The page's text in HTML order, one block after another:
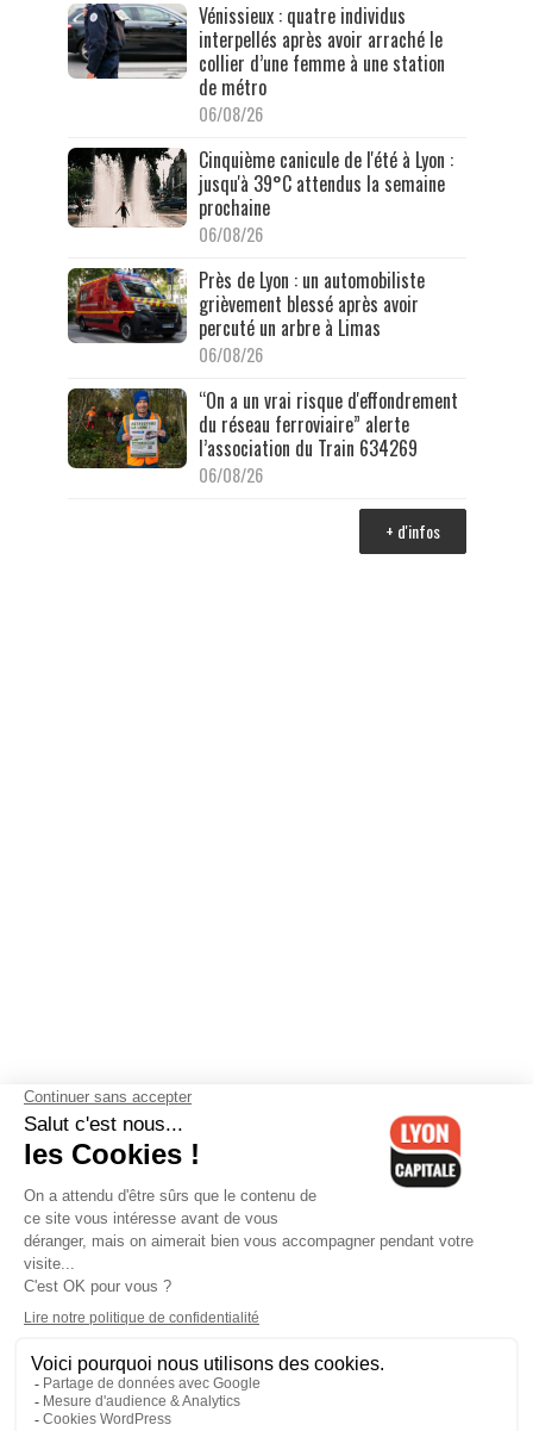
Vénissieux : quatre individus
interpellés après avoir arraché le
collier d’une femme à une station
de métro
06/08/26
Cinquième canicule de l'été à Lyon :
jusqu'à 39°C attendus la semaine
prochaine
06/08/26
Près de Lyon : un automobiliste
grièvement blessé après avoir
percuté un arbre à Limas
06/08/26
“On a un vrai risque d'effondrement
du réseau ferroviaire” alerte
l’association du Train 634269
06/08/26
+ d'infos
Contactez-nous-Mentions légales-CGV-Politique de
confidentialité-Gestion des cookies